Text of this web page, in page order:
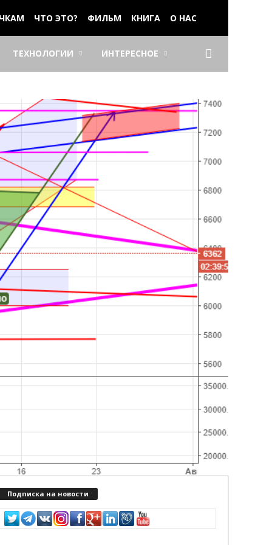
ЧТО ЭТО? ФИЛЬМ КНИГА О НАС
ТЕХНОЛОГИИ ИНТЕРЕСНОЕ
Подписка на новости